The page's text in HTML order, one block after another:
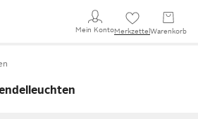
Mein KontoMerkzettel Warenkorb